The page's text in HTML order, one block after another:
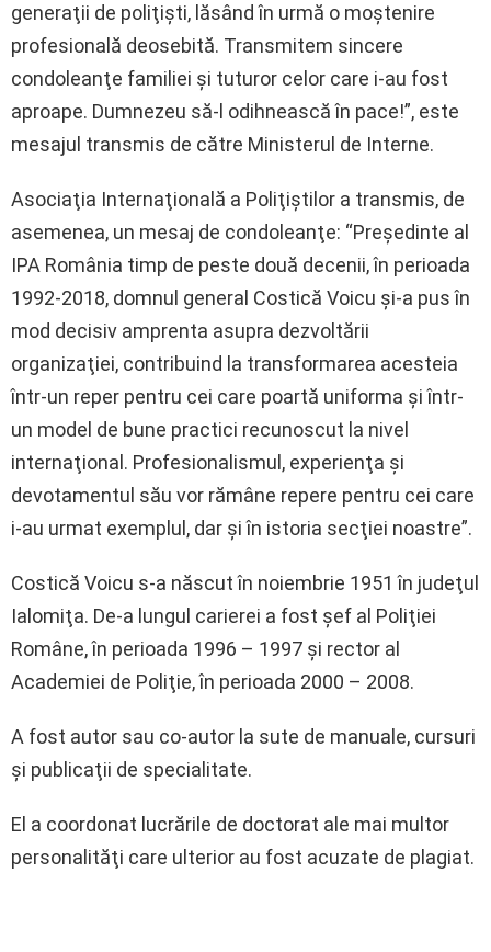
generaţii de poliţişti, lăsând în urmă o moştenire
profesională deosebită. Transmitem sincere
condoleanţe familiei şi tuturor celor care i-au fost
aproape. Dumnezeu să-l odihnească în pace!”, este
mesajul transmis de către Ministerul de Interne.
Asociaţia Internaţională a Poliţiştilor a transmis, de
asemenea, un mesaj de condoleanţe: “Preşedinte al
IPA România timp de peste două decenii, în perioada
1992-2018, domnul general Costică Voicu şi-a pus în
mod decisiv amprenta asupra dezvoltării
organizaţiei, contribuind la transformarea acesteia
într-un reper pentru cei care poartă uniforma şi într-
un model de bune practici recunoscut la nivel
internaţional. Profesionalismul, experienţa şi
devotamentul său vor rămâne repere pentru cei care
i-au urmat exemplul, dar şi în istoria secţiei noastre”.
Costică Voicu s-a născut în noiembrie 1951 în judeţul
Ialomiţa. De-a lungul carierei a fost şef al Poliţiei
Române, în perioada 1996 – 1997 şi rector al
Academiei de Poliţie, în perioada 2000 – 2008.
A fost autor sau co-autor la sute de manuale, cursuri
şi publicaţii de specialitate.
El a coordonat lucrările de doctorat ale mai multor
personalităţi care ulterior au fost acuzate de plagiat.